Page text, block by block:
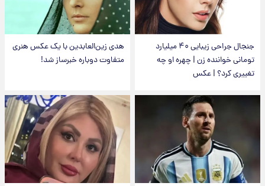
جنجال جراحی زیبایی ۴۰ میلیارد
تومانی خواننده زن | چهره او چه
تغییری کرد؟ | عکس
هدی زین‌العابدین با یک عکس هنری
متفاوت دوباره خبرساز شد!